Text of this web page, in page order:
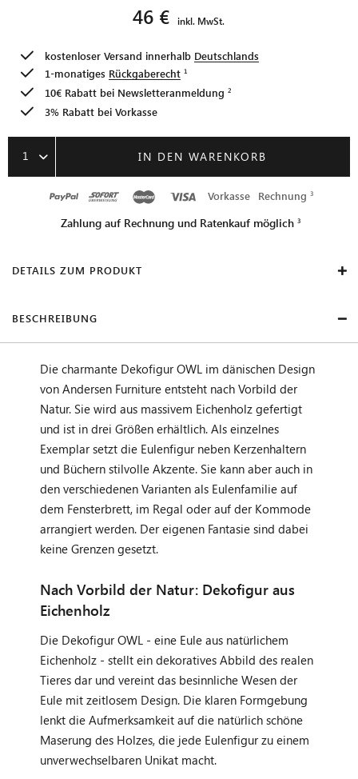
46 € inkl. MwSt.
kostenloser Versand innerhalb Deutschlands
1-monatiges Rückgaberecht
10€ Rabatt bei Newsletteranmeldung
3% Rabatt bei Vorkasse
1 IN DEN WARENKORB
Vorkasse Rechnung
Zahlung auf Rechnung und Ratenkauf möglich
DETAILS ZUM PRODUKT
BESCHREIBUNG
Die charmante Dekofigur OWL im dänischen Design
von Andersen Furniture entsteht nach Vorbild der
Natur. Sie wird aus massivem Eichenholz gefertigt
und ist in drei Größen erhältlich. Als einzelnes
Exemplar setzt die Eulenfigur neben Kerzenhaltern
und Büchern stilvolle Akzente. Sie kann aber auch in
den verschiedenen Varianten als Eulenfamilie auf
dem Fensterbrett, im Regal oder auf der Kommode
arrangiert werden. Der eigenen Fantasie sind dabei
keine Grenzen gesetzt.
Nach Vorbild der Natur: Dekofigur aus
Eichenholz
Die Dekofigur OWL - eine Eule aus natürlichem
Eichenholz - stellt ein dekoratives Abbild des realen
Tieres dar und vereint das besinnliche Wesen der
Eule mit zeitlosem Design. Die klaren Formgebung
lenkt die Aufmerksamkeit auf die natürlich schöne
Maserung des Holzes, die jede Eulenfigur zu einem
unverwechselbaren Unikat macht.